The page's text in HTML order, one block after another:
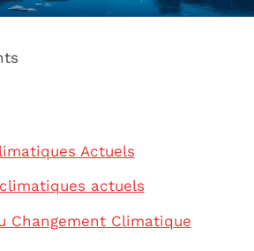
Actuels
actuels
Changement Climatique